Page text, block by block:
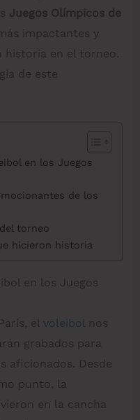
Juegos Olímpicos de
impactantes y
historia en el torneo.
de este
en los Juegos
de los
torneo
hicieron historia
en los Juegos
el voleibol nos
grabados para
aficionados. Desde
punto, la
en la cancha